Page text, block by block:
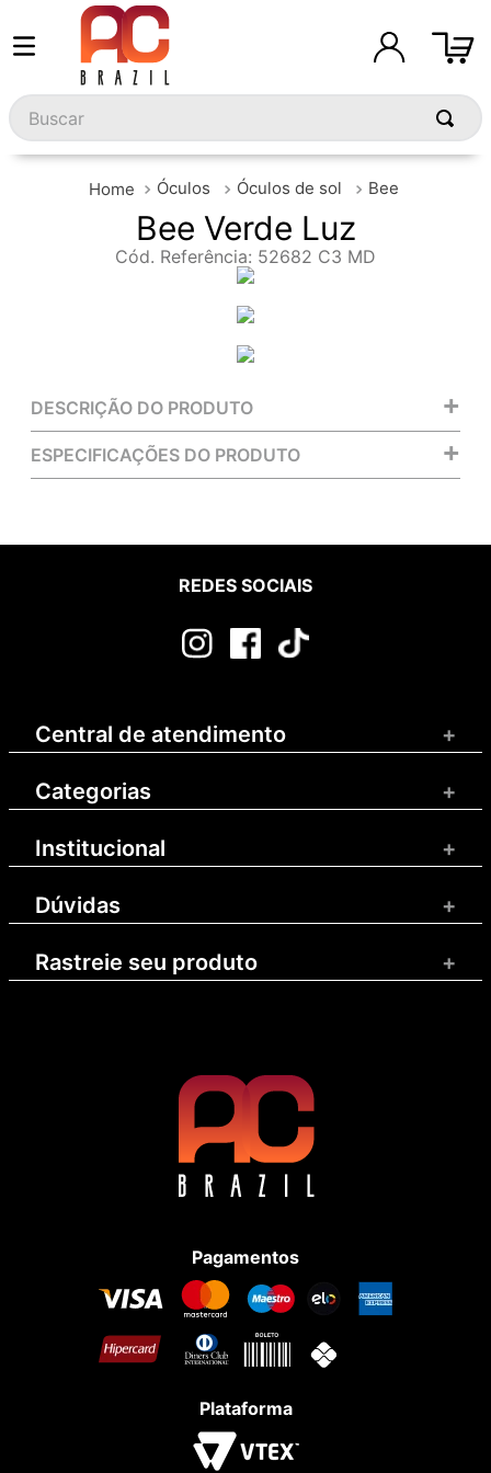
Buscar
Óculos Óculos de sol Bee
Bee Verde Luz
Cód. Referência: 52682 C3 MD
DESCRIÇÃO DO PRODUTO +
ESPECIFICAÇÕES DO PRODUTO +
REDES SOCIAIS
Central de atendimento +
Categorias +
Institucional +
Dúvidas +
Rastreie seu produto +
Pagamentos
Plataforma